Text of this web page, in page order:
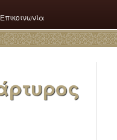
Επικοινωνία